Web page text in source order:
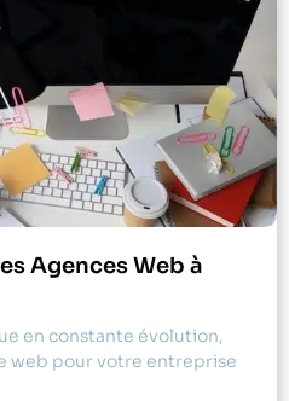
Agences Web à
en constante évolution,
web pour votre entreprise